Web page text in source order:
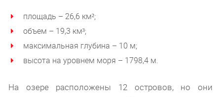
площадь – 26,6 км²;
объем – 19,3 км³;
максимальная глубина – 10 м;
высота на уровнем моря – 1798,4 м.
На озере расположены 12 островов, но они